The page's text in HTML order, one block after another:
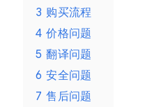
3 购买流程
4 价格问题
5 翻译问题
6 安全问题
7 售后问题